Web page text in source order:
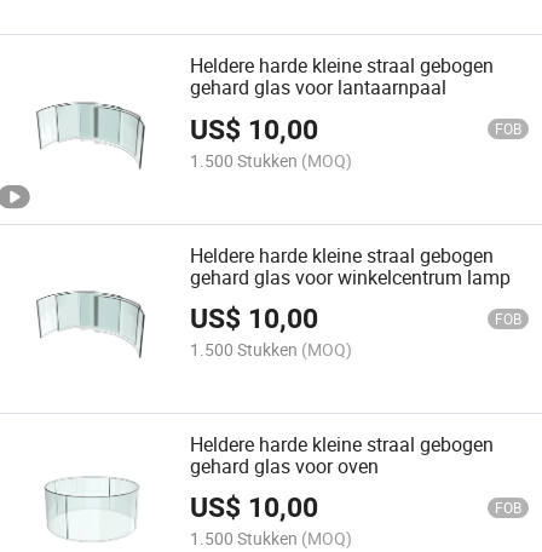
Heldere harde kleine straal gebogen
gehard glas voor lantaarnpaal
US$ 10,00 FOB
1.500 Stukken (MOQ)
Heldere harde kleine straal gebogen
gehard glas voor winkelcentrum lamp
US$ 10,00 FOB
1.500 Stukken (MOQ)
Heldere harde kleine straal gebogen
gehard glas voor oven
US$ 10,00 FOB
1.500 Stukken (MOQ)